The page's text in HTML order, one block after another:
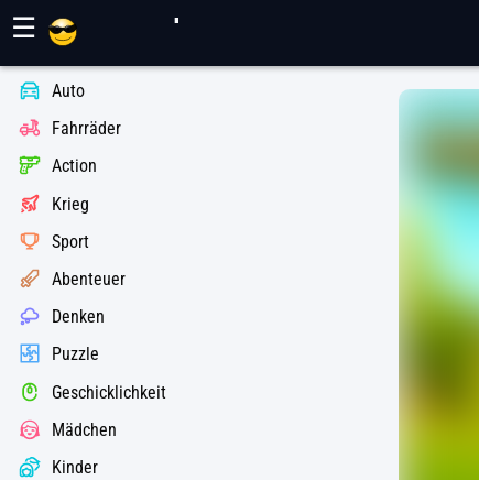
☰
Auto
Fahrräder
Action
Krieg
Sport
Abenteuer
Denken
Puzzle
Geschicklichkeit
Mädchen
Kinder